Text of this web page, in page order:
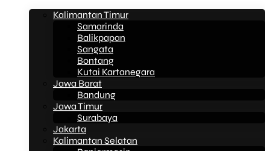
Kalimantan Timur
Samarinda
Balikpapan
Sangata
Bontang
Kutai Kartanegara
Jawa Barat
Bandung
Jawa Timur
Surabaya
Jakarta
Kalimantan Selatan